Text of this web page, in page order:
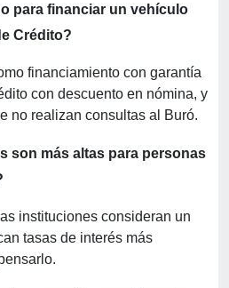
para financiar un vehículo
Crédito?
financiamiento con garantía
con descuento en nómina, y
no realizan consultas al Buró.
son más altas para personas
instituciones consideran un
tasas de interés más